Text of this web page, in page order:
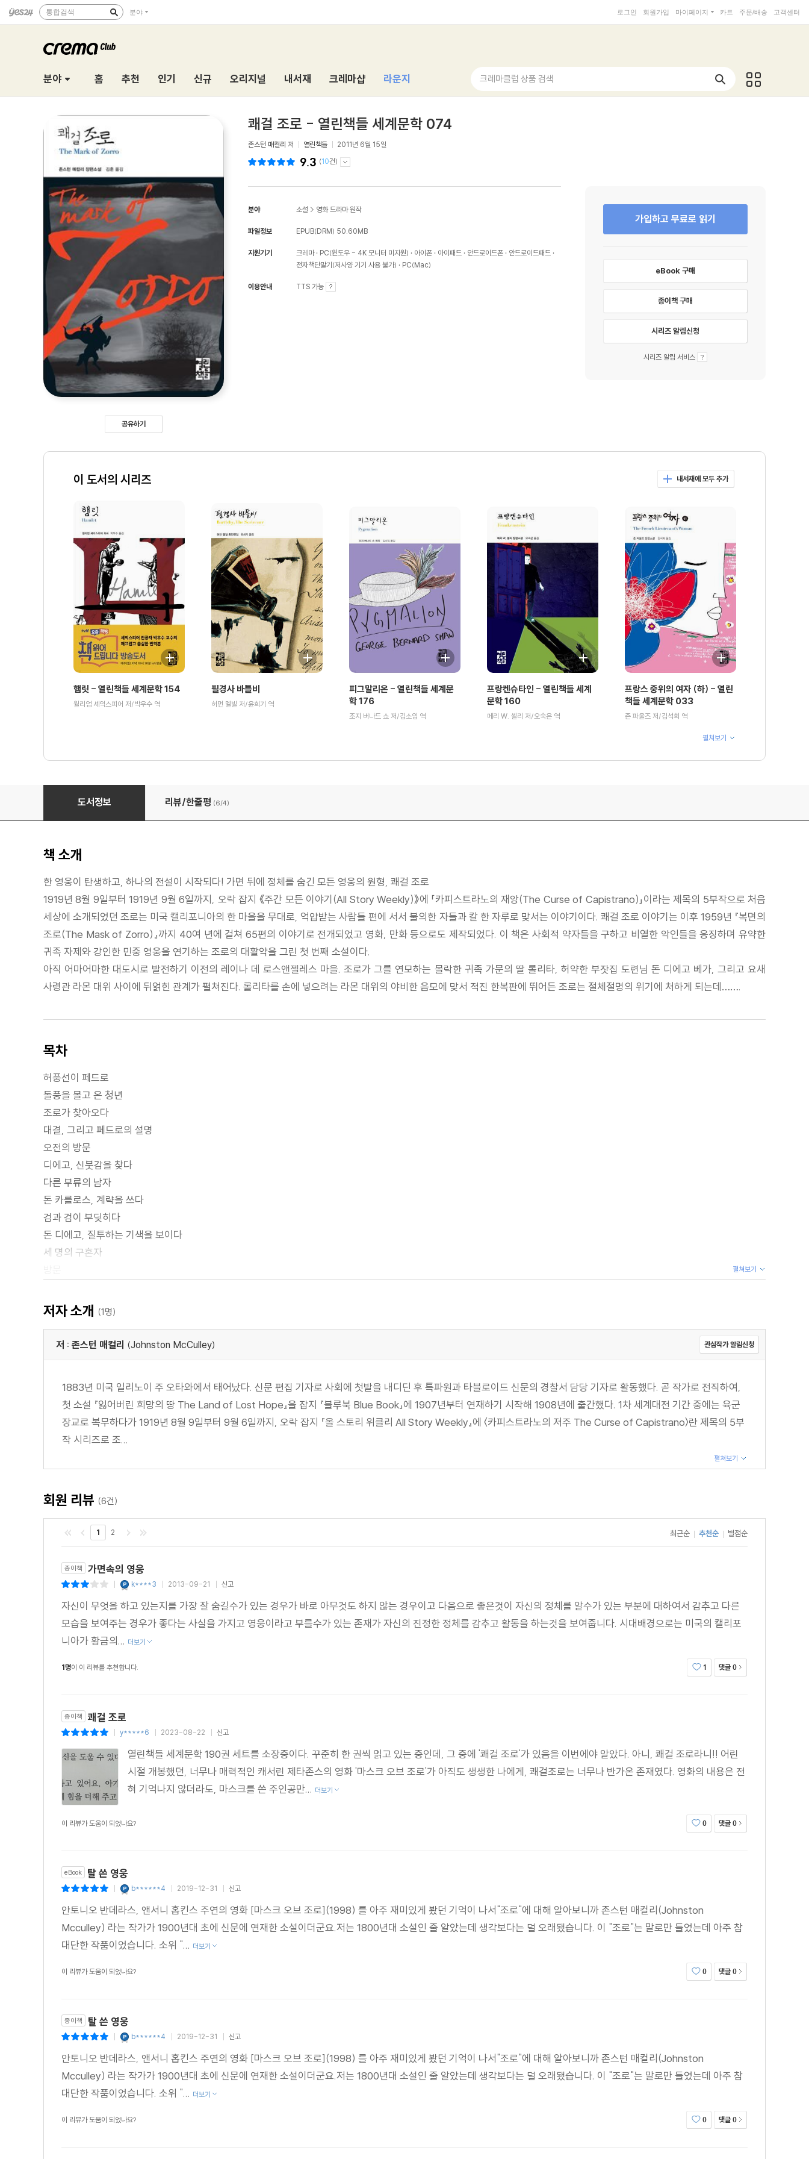
통합검색 분야 로그인 회원가입 마이페이지 카트 주문/배송 고객센터
분야 홈 추천 인기 신규 오리지널 내서재 크레마샵 라운지 크레마클럽 상품 검색
공유하기
쾌걸 조로 - 열린책들 세계문학 074
존스턴 매컬리 저 열린책들 2011년 6월 15일
9.3 (10건)
분야 소설 > 영화 드라마 원작
파일정보 EPUB(DRM) 50.60MB
지원기기 크레마 PC(윈도우 - 4K 모니터 미지원) 아이폰 아이패드 안드로이드폰
안드로이드패드
전자책단말기(저사양 기기 사용 불가)
PC(Mac)
이용안내 TTS 가능
가입하고 무료로 읽기
eBook 구매
종이책 구매
시리즈 알림신청
시리즈 알림 서비스
이 도서의 시리즈 내서재에 모두 추가
햄릿 - 열린책들 세계문학 154
윌리엄 셰익스피어 저/박우수 역
필경사 바틀비
허먼 멜빌 저/윤희기 역
피그말리온 - 열린책들 세계문
학 176
조지 버나드 쇼 저/김소임 역
프랑켄슈타인 - 열린책들 세계
문학 160
메리 W. 셸리 저/오숙은 역
프랑스 중위의 여자 (하) - 열린
책들 세계문학 033
존 파울즈 저/김석희 역
펼쳐보기
쾌걸 조로 - 열린책들 세계문학 074
도서정보 리뷰/한줄평 (6/4)
책 소개
한 영웅이 탄생하고, 하나의 전설이 시작되다! 가면 뒤에 정체를 숨긴 모든 영웅의 원형, 쾌걸 조로
1919년 8월 9일부터 1919년 9월 6일까지, 오락 잡지 《주간 모든 이야기(All Story Weekly)》에 「카피스트라노의 재앙(The Curse of Capistrano)」이라는 제목의 5부작으로 처음
세상에 소개되었던 조로는 미국 캘리포니아의 한 마을을 무대로, 억압받는 사람들 편에 서서 불의한 자들과 칼 한 자루로 맞서는 이야기이다. 쾌걸 조로 이야기는 이후 1959년 『복면의
조로(The Mask of Zorro)』까지 40여 년에 걸쳐 65편의 이야기로 전개되었고 영화, 만화 등으로도 제작되었다. 이 책은 사회적 약자들을 구하고 비열한 악인들을 응징하며 유약한
귀족 자제와 강인한 민중 영웅을 연기하는 조로의 대활약을 그린 첫 번째 소설이다.
아직 어마어마한 대도시로 발전하기 이전의 레이나 데 로스앤젤레스 마을. 조로가 그를 연모하는 몰락한 귀족 가문의 딸 롤리타, 허약한 부잣집 도련님 돈 디에고 베가, 그리고 요새
사령관 라몬 대위 사이에 뒤얽힌 관계가 펼쳐진다. 롤리타를 손에 넣으려는 라몬 대위의 야비한 음모에 맞서 적진 한복판에 뛰어든 조로는 절체절명의 위기에 처하게 되는데…….
목차
허풍선이 페드로
돌풍을 몰고 온 청년
조로가 찾아오다
대결, 그리고 페드로의 설명
오전의 방문
디에고, 신붓감을 찾다
다른 부류의 남자
돈 카를로스, 계략을 쓰다
검과 검이 부딪히다
돈 디에고, 질투하는 기색을 보이다
세 명의 구혼자
라몬 대위, 편지를 쓰다
추적에 실패하다
라몬 대위 사죄하다
돈 디에고, 모처럼 적극적인 관심을 보이다
신속한 응징
동맹이 결성되다
체포 명령
돈 디에고, 병석에 눕다
여우의 신호
간발의 차이로 쫓기다
쫓는 자와 쫓기는 자
다시 결투를 벌이다
마스크를 벗다
원형의 힘
펼쳐보기
저자 소개 (1명)
저 : 존스턴 매컬리 (Johnston McCulley) 관심작가 알림신청
1883년 미국 일리노이 주 오타와에서 태어났다. 신문 편집 기자로 사회에 첫발을 내디딘 후 특파원과 타블로이드 신문의 경찰서 담당 기자로 활동했다. 곧 작가로 전직하여,
첫 소설 『잃어버린 희망의 땅 The Land of Lost Hope』을 잡지 『블루북 Blue Book』에 1907년부터 연재하기 시작해 1908년에 출간했다. 1차 세계대전 기간 중에는 육군
장교로 복무하다가 1919년 8월 9일부터 9월 6일까지, 오락 잡지 『올 스토리 위클리 All Story Weekly』에 〈카피스트라노의 저주 The Curse of Capistrano〉란 제목의 5부
작 시리즈로 조...
펼쳐보기
회원 리뷰 (6건)
1 2 최근순 추천순 별점순
종이책 가면속의 영웅
k****3 2013-09-21 신고
자신이 무엇을 하고 있는지를 가장 잘 숨길수가 있는 경우가 바로 아무것도 하지 않는 경우이고 다음으로 좋은것이 자신의 정체를 알수가 있는 부분에 대하여서 감추고 다른
모습을 보여주는 경우가 좋다는 사실을 가지고 영웅이라고 부를수가 있는 존재가 자신의 진정한 정체를 감추고 활동을 하는것을 보여줍니다. 시대배경으로는 미국의 캘리포
니아가 황금의... 더보기
1명이 이 리뷰를 추천합니다. 1 댓글 0
종이책 쾌걸 조로
y*****6 2023-08-22 신고
열린책들 세계문학 190권 세트를 소장중이다. 꾸준히 한 권씩 읽고 있는 중인데, 그 중에 '쾌걸 조로'가 있음을 이번에야 알았다. 아니, 쾌걸 조로라니!! 어린
시절 개봉했던, 너무나 매력적인 캐서린 제타존스의 영화 '마스크 오브 조로'가 아직도 생생한 나에게, 쾌걸조로는 너무나 반가온 존재였다. 영화의 내용은 전
혀 기억나지 않더라도, 마스크를 쓴 주인공만... 더보기
이 리뷰가 도움이 되었나요? 0 댓글 0
eBook 탈 쓴 영웅
b******4 2019-12-31 신고
안토니오 반데라스, 앤서니 홉킨스 주연의 영화 [마스크 오브 조로](1998) 를 아주 재미있게 봤던 기억이 나서"조로"에 대해 알아보니까 존스턴 매컬리(Johnston
Mcculley) 라는 작가가 1900년대 초에 신문에 연재한 소설이더군요.저는 1800년대 소설인 줄 알았는데 생각보다는 덜 오래됐습니다. 이 "조로"는 말로만 들었는데 아주 참
대단한 작품이었습니다. 소위 "... 더보기
이 리뷰가 도움이 되었나요? 0 댓글 0
종이책 탈 쓴 영웅
b******4 2019-12-31 신고
안토니오 반데라스, 앤서니 홉킨스 주연의 영화 [마스크 오브 조로](1998) 를 아주 재미있게 봤던 기억이 나서"조로"에 대해 알아보니까 존스턴 매컬리(Johnston
Mcculley) 라는 작가가 1900년대 초에 신문에 연재한 소설이더군요.저는 1800년대 소설인 줄 알았는데 생각보다는 덜 오래됐습니다. 이 "조로"는 말로만 들었는데 아주 참
대단한 작품이었습니다. 소위 "... 더보기
이 리뷰가 도움이 되었나요? 0 댓글 0